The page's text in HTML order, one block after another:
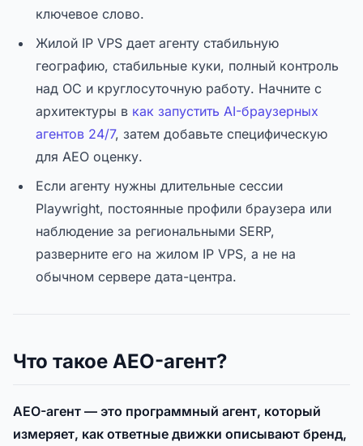
ключевое слово.
Жилой IP VPS дает агенту стабильную
географию, стабильные куки, полный контроль
над ОС и круглосуточную работу. Начните с
архитектуры в как запустить AI-браузерных
агентов 24/7, затем добавьте специфическую
для AEO оценку.
Если агенту нужны длительные сессии
Playwright, постоянные профили браузера или
наблюдение за региональными SERP,
разверните его на жилом IP VPS, а не на
обычном сервере дата-центра.
Что такое AEO-агент?
AEO-агент — это программный агент, который
измеряет, как ответные движки описывают бренд,